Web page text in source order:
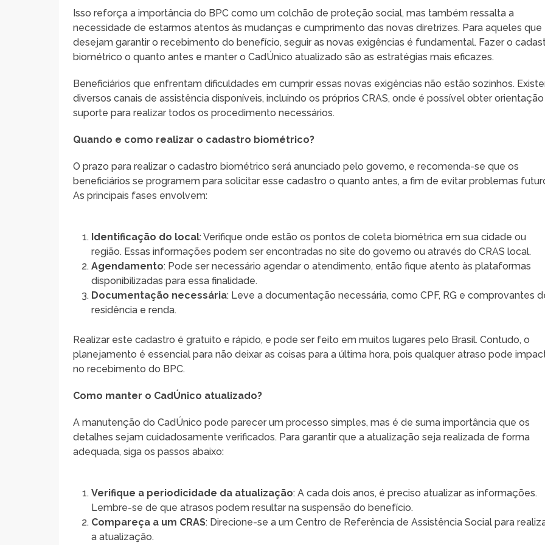
Isso reforça a importância do BPC como um colchão de proteção social, mas também ressalta a
necessidade de estarmos atentos às mudanças e cumprimento das novas diretrizes. Para aqueles que
desejam garantir o recebimento do benefício, seguir as novas exigências é fundamental. Fazer o
biométrico o quanto antes e manter o CadÚnico atualizado são as estratégias mais eficazes.
Beneficiários que enfrentam dificuldades em cumprir essas novas exigências não estão sozinhos.
diversos canais de assistência disponíveis, incluindo os próprios CRAS, onde é possível obter
suporte para realizar todos os procedimento necessários.
Quando e como realizar o cadastro biométrico?
O prazo para realizar o cadastro biométrico será anunciado pelo governo, e recomenda-se que os
beneficiários se programem para solicitar esse cadastro o quanto antes, a fim de evitar problemas
As principais fases envolvem:
Identificação do local: Verifique onde estão os pontos de coleta biométrica em sua cidade ou
região. Essas informações podem ser encontradas no site do governo ou através do CRAS local.
Agendamento: Pode ser necessário agendar o atendimento, então fique atento às plataformas
disponibilizadas para essa finalidade.
Documentação necessária: Leve a documentação necessária, como CPF, RG e comprovantes
residência e renda.
Realizar este cadastro é gratuito e rápido, e pode ser feito em muitos lugares pelo Brasil. Contudo, o
planejamento é essencial para não deixar as coisas para a última hora, pois qualquer atraso pode
no recebimento do BPC.
Como manter o CadÚnico atualizado?
A manutenção do CadÚnico pode parecer um processo simples, mas é de suma importância que os
detalhes sejam cuidadosamente verificados. Para garantir que a atualização seja realizada de forma
adequada, siga os passos abaixo:
Verifique a periodicidade da atualização: A cada dois anos, é preciso atualizar as informações.
Lembre-se de que atrasos podem resultar na suspensão do benefício.
Compareça a um CRAS: Direcione-se a um Centro de Referência de Assistência Social para
a atualização.